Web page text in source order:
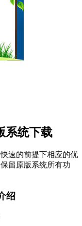
系统下载
速的前提下相应的优
留原版系统所有功
绍